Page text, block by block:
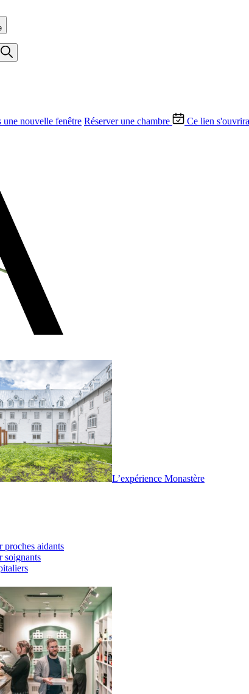
une nouvelle fenêtre Réserver une chambre Ce lien
L’expérience Monastère
proches aidants
soignants